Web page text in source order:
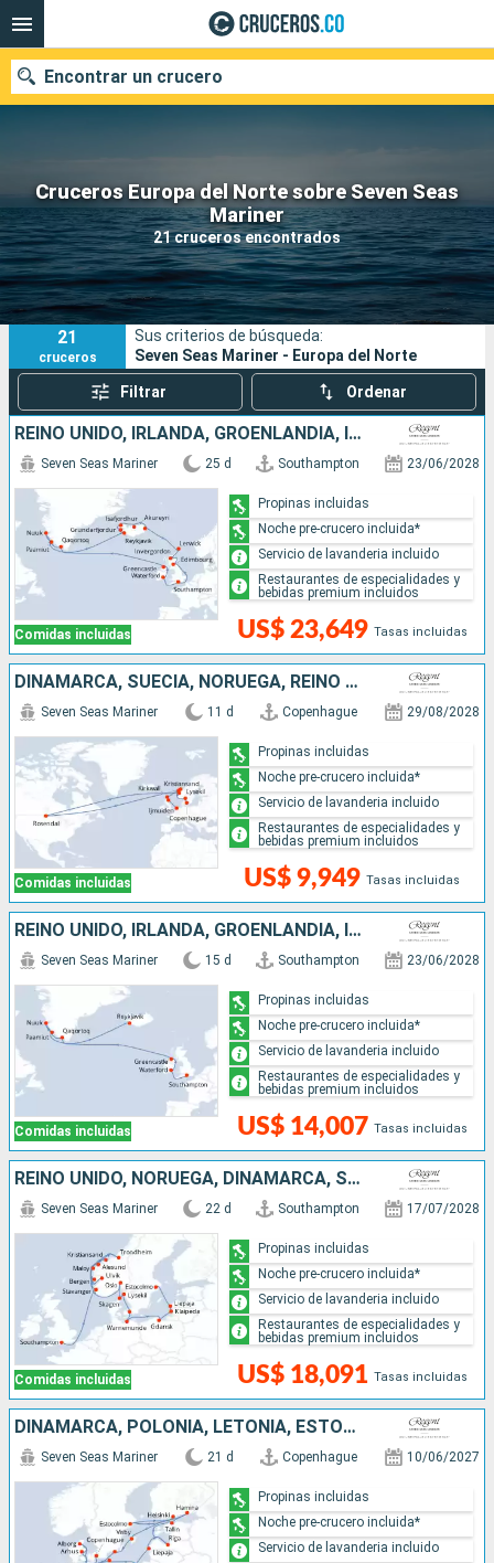
Cruceros Europa del Norte sobre Seven Seas
Mariner
21 cruceros encontrados
Encontrar un crucero
Fecha de salida
Buscar
21
cruceros
Sus criterios de búsqueda:
Seven Seas Mariner - Europa del Norte
Filtrar Ordenar
REINO UNIDO, IRLANDA, GROENLANDIA, ISLANDIA
Comidas incluidas
Seven Seas Mariner 25 d Southampton 23/06/2028
US$ 23,649 Tasas incluidas
Propinas incluidas
Noche pre-crucero incluida*
Servicio de lavanderia incluido
Restaurantes de especialidades y
bebidas premium incluidos
DINAMARCA, SUECIA, NORUEGA, REINO UNIDO, PAISES BAJOS
Comidas incluidas
Seven Seas Mariner 11 d Copenhague 29/08/2028
US$ 9,949 Tasas incluidas
Propinas incluidas
Noche pre-crucero incluida*
Servicio de lavanderia incluido
Restaurantes de especialidades y
bebidas premium incluidos
REINO UNIDO, IRLANDA, GROENLANDIA, ISLANDIA
Comidas incluidas
Seven Seas Mariner 15 d Southampton 23/06/2028
US$ 14,007 Tasas incluidas
Propinas incluidas
Noche pre-crucero incluida*
Servicio de lavanderia incluido
Restaurantes de especialidades y
bebidas premium incluidos
REINO UNIDO, NORUEGA, DINAMARCA, SUECIA, ALEMANIA, POLONIA, LITUANIA, LETONIA
Comidas incluidas
Seven Seas Mariner 22 d Southampton 17/07/2028
US$ 18,091 Tasas incluidas
Propinas incluidas
Noche pre-crucero incluida*
Servicio de lavanderia incluido
Restaurantes de especialidades y
bebidas premium incluidos
DINAMARCA, POLONIA, LETONIA, ESTONIA, FINLANDIA, SUECIA, ALEMANIA, PAISES BAJOS
Seven Seas Mariner 21 d Copenhague 10/06/2027
Propinas incluidas
Noche pre-crucero incluida*
Servicio de lavanderia incluido